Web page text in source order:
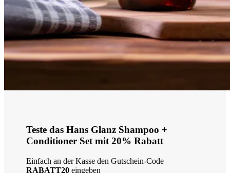
Teste das Hans Glanz Shampoo +
Conditioner Set mit 20% Rabatt
Einfach an der Kasse den Gutschein-Code
RABATT20 eingeben